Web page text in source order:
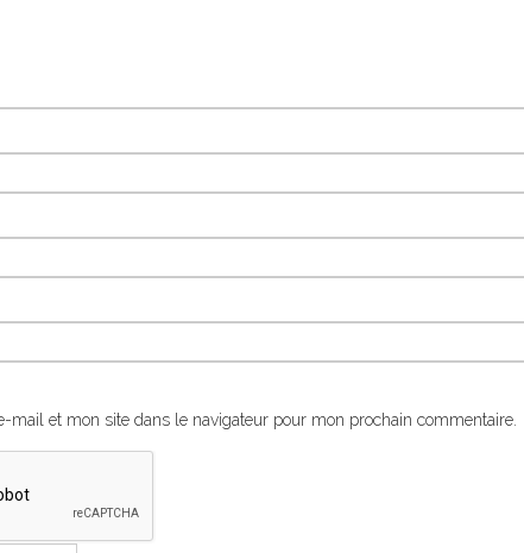
mail et mon site dans le navigateur pour mon prochain commentaire.